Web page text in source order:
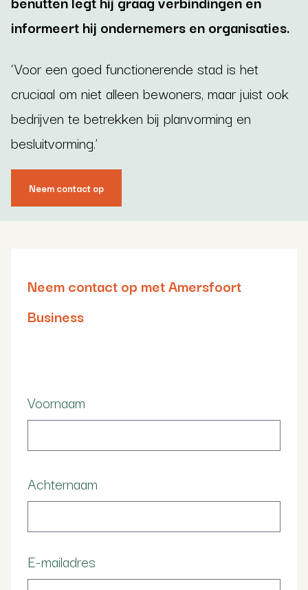
informeert hij ondernemers en organisaties.
‘Voor een goed functionerende stad is het
cruciaal om niet alleen bewoners, maar juist ook
bedrijven te betrekken bij planvorming en
besluitvorming.’
Neem contact op
Neem contact op met Amersfoort
Business
Voornaam
Achternaam
E-mailadres